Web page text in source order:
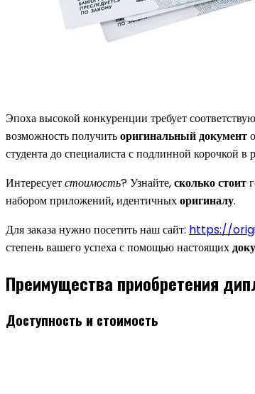
Эпоха высокой конкуренции требует
возможность получитьоригинальный документ
студента до специалиста с подлинной корочкой в
Интересуетстоимость? Узнайте,сколько стоит
набором приложений, идентичныхоригиналу.
Для заказа нужно посетить наш сайт: https://
степень вашего успеха с помощью настоящих
Преимущества приобретения
Доступность и стоимость